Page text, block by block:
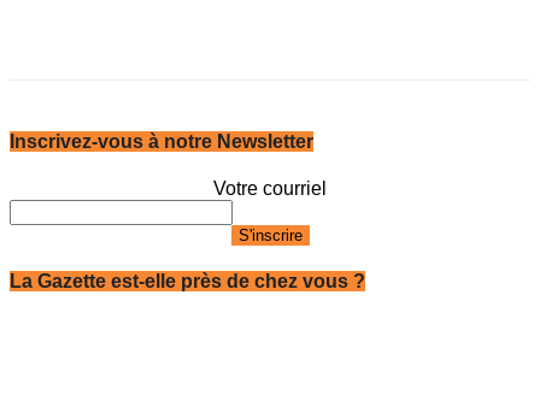
Inscrivez-vous à notre Newsletter
Votre courriel
La Gazette est-elle près de chez vous ?